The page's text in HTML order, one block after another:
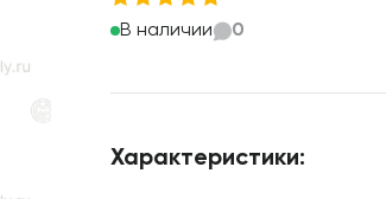
В наличии 0
Характеристики: